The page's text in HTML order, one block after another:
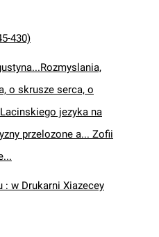
430)
o skrusze serca, o
jezyka na
przelozone a... Zofii
: w Drukarni Xiazecey